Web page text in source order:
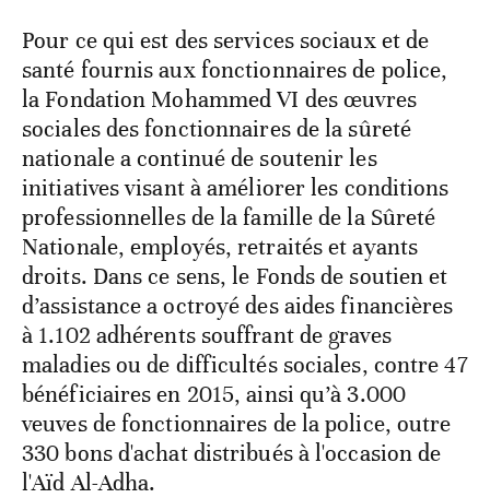
Pour ce qui est des services sociaux et de
santé fournis aux fonctionnaires de police,
la Fondation Mohammed VI des œuvres
sociales des fonctionnaires de la sûreté
nationale a continué de soutenir les
initiatives visant à améliorer les conditions
professionnelles de la famille de la Sûreté
Nationale, employés, retraités et ayants
droits. Dans ce sens, le Fonds de soutien et
d’assistance a octroyé des aides financières
à 1.102 adhérents souffrant de graves
maladies ou de difficultés sociales, contre 47
bénéficiaires en 2015, ainsi qu’à 3.000
veuves de fonctionnaires de la police, outre
330 bons d'achat distribués à l'occasion de
l'Aïd Al-Adha.